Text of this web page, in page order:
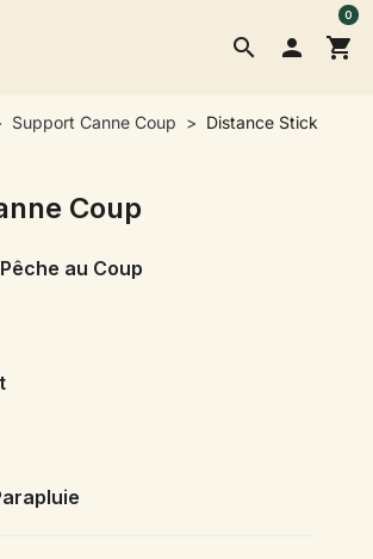
search  shopping_cart
0
Support Canne Coup Distance Stick
Coup
au Coup